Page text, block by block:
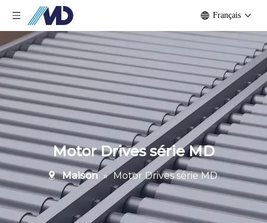
Français
Motor Drives série MD
Maison » Motor Drives série MD